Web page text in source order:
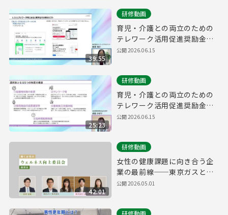
39:55
研修動画
育児・介護との両立のための
テレワーク活用促進奨励金
研修動画②
公開2026.06.15
25:23
研修動画
育児・介護との両立のための
テレワーク活用促進奨励金
研修動画①
公開2026.06.15
42:01
研修動画
女性の健康課題に向き合う企
業の最前線──東京ガスと
SAKURUGが語る、社内制度
公開2026.05.01